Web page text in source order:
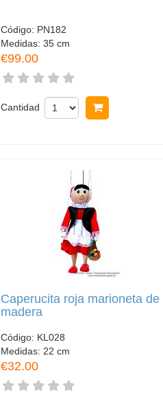
Código: PN182
Medidas:35 cm
€99.00
Cantidad
Caperucita roja marioneta de
madera
Código: KL028
Medidas: 22 cm
€32.00